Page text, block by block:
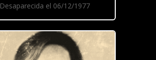
Desaparecida el 06/12/1977